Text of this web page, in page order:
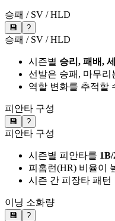
승패 / SV / HLD
💾 ?
승패 / SV / HLD
시즌별 승리, 패배,
선발은 승패, 마무리
역할 변화를 추적할
피안타 구성
💾 ?
피안타 구성
시즌별 피안타를
피홈런(HR) 비율이
시즌 간 피장타 패턴
이닝 소화량
💾 ?